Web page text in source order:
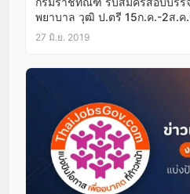
พยาบาล วุฒิ ป.ตรี 15ก.ค.-2ส.ค
27 มิ.ย. 2019